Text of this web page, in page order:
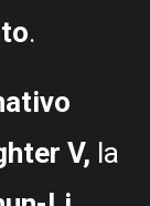
.
V, la